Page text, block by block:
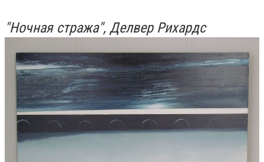
"Ночная стража", Делвер Рихардс